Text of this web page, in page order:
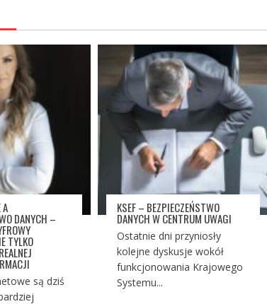
A
DANYCH –
TYLKO
są dziś
KSEF – BEZPIECZEŃSTWO
DANYCH W CENTRUM UWAGI
Ostatnie dni przyniosły
kolejne dyskusje wokół
funkcjonowania Krajowego
Systemu...